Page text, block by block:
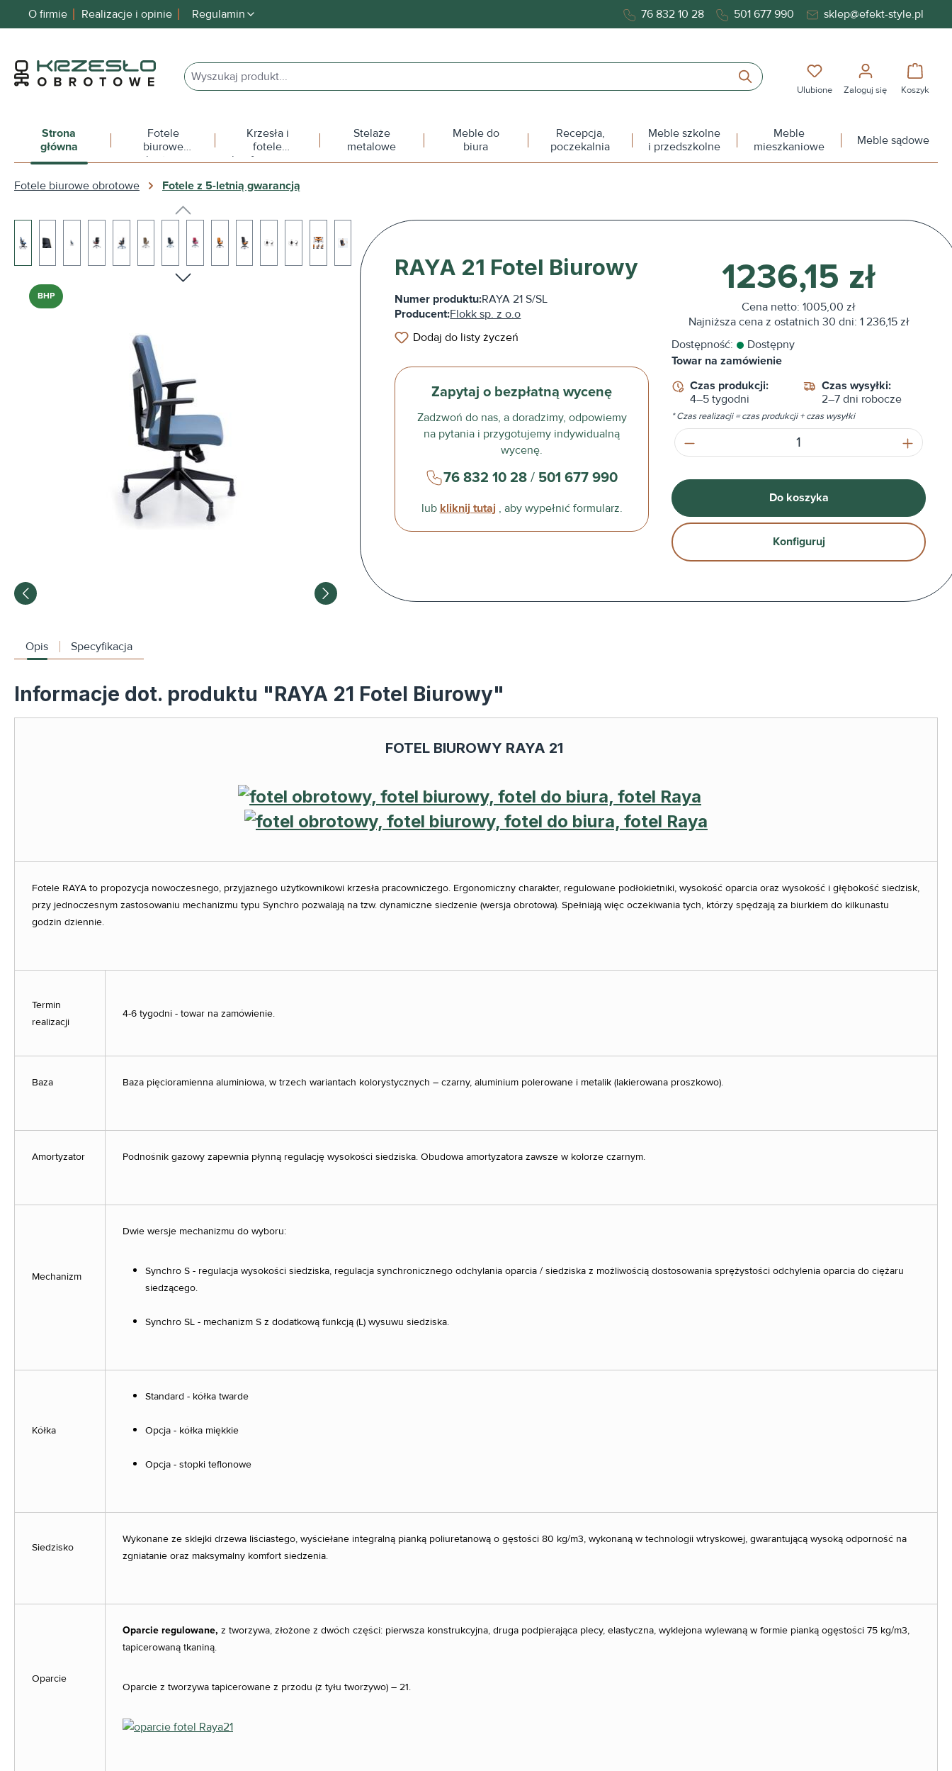
Przejdź do głównej nawigacji
O firmie Realizacje i opinie Regulamin 76 832 10 28 501 677 990 sklep@efekt-style.pl
Masz 0 przedmioty na
Ulubione Zaloguj się Koszyk
Strona
główna
Fotele
biurowe
obrotowe
Krzesła i
fotele
konferencyjne
Stelaże
metalowe
Meble do
biura
Recepcja,
poczekalnia
Meble szkolne
i przedszkolne
Meble
mieszkaniowe
Meble sądowe
Fotele biurowe obrotowe Fotele z 5-letnią gwarancją
BHP
RAYA 21 Fotel Biurowy
Numer produktu:RAYA 21 S/SL
Producent:Flokk sp. z o.o
Dodaj do listy życzeń
Zapytaj o bezpłatną wycenę
Zadzwoń do nas, a doradzimy, odpowiemy
na pytania i przygotujemy indywidualną
wycenę.
76 832 10 28 / 501 677 990
lub kliknij tutaj , aby wypełnić formularz.
1236,15 zł
Cena netto: 1005,00 zł
Najniższa cena z ostatnich 30 dni: 1 236,15 zł
Dostępność:
Dostępny
Towar na zamówienie
Czas produkcji:
4–5 tygodni
Czas wysyłki:
2–7 dni robocze
* Czas realizacji = czas produkcji + czas wysyłki
Ilość produktu: Wprowadź żądaną
Do koszyka
Konfiguruj
Opis Specyfikacja
Informacje dot. produktu "RAYA 21 Fotel Biurowy"
FOTEL BIUROWY RAYA 21
Fotele RAYA to propozycja nowoczesnego, przyjaznego użytkownikowi krzesła pracowniczego. Ergonomiczny charakter, regulowane podłokietniki, wysokość oparcia oraz wysokość i głębokość siedzisk,
przy jednoczesnym zastosowaniu mechanizmu typu Synchro pozwalają na tzw. dynamiczne siedzenie (wersja obrotowa). Spełniają więc oczekiwania tych, którzy spędzają za biurkiem do kilkunastu
godzin dziennie.
Termin
realizacji
4-6 tygodni - towar na zamówienie.
Baza Baza pięcioramienna aluminiowa, w trzech wariantach kolorystycznych – czarny, aluminium polerowane i metalik (lakierowana proszkowo).
Amortyzator Podnośnik gazowy zapewnia płynną regulację wysokości siedziska. Obudowa amortyzatora zawsze w kolorze czarnym.
Mechanizm
Dwie wersje mechanizmu do wyboru:
Synchro S - regulacja wysokości siedziska, regulacja synchronicznego odchylania oparcia / siedziska z możliwością dostosowania sprężystości odchylenia oparcia do ciężaru
siedzącego.
Synchro SL - mechanizm S z dodatkową funkcją (L) wysuwu siedziska.
Kółka
Standard - kółka twarde
Opcja - kółka miękkie
Opcja - stopki teflonowe
Siedzisko
Wykonane ze sklejki drzewa liściastego, wyściełane integralną pianką poliuretanową o gęstości 80 kg/m3, wykonaną w technologii wtryskowej, gwarantującą wysoką odporność na
zgniatanie oraz maksymalny komfort siedzenia.
Oparcie
Oparcie regulowane, z tworzywa, złożone z dwóch części: pierwsza konstrukcyjna, druga podpierająca plecy, elastyczna, wyklejona wylewaną w formie pianką ogęstości 75 kg/m3,
tapicerowaną tkaniną.
Oparcie z tworzywa tapicerowane z przodu (z tyłu tworzywo) – 21.